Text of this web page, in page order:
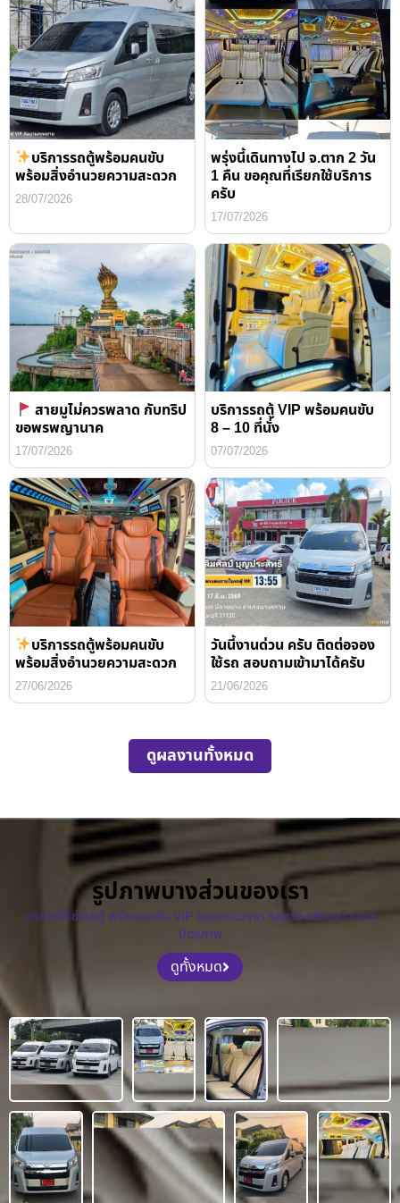
บริการรถตู้พร้อมคนขับ
พร้อมสิ่งอำนวยความสะดวก
28/07/2026
พรุ่งนี้เดินทางไป จ.ตาก 2 วัน
1 คืน ขอคุณที่เรียกใช้บริการ
ครับ
17/07/2026
สายมูไม่ควรพลาด กับทริป
ขอพรพญานาค
17/07/2026
บริการรถตู้ VIP พร้อมคนขับ
8 – 10 ที่นั่ง
07/07/2026
บริการรถตู้พร้อมคนขับ
พร้อมสิ่งอำนวยความสะดวก
27/06/2026
วันนี้งานด่วน ครับ ติดต่อจอง
ใช้รถ สอบถามเข้ามาได้ครับ
21/06/2026
ดูผลงานทั้งหมด
รูปภาพบางส่วนของเรา
บริการให้เช่ารถตู้ พร้อมคนขับ VIP แบบครบวงจร รถสวย บริการดี ราคา
มิตรภาพ
ดูทั้งหมด